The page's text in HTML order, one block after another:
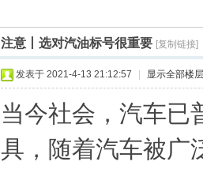
›
注意丨选对汽油标号很重要 [复制链接]
发表于 2021-4-13 21:12:57 显示全部楼层
当今社会，汽车已
具，随着汽车被广